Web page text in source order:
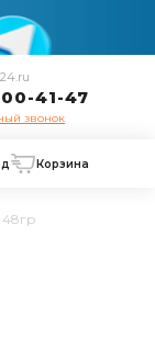
41-47
звонок
Корзина